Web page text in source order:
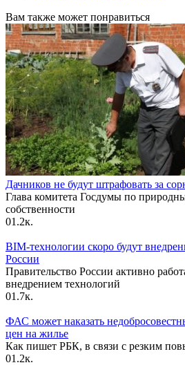
Вам также может понравиться
Дачников не будут штрафовать за
Глава комитета Госдумы по
собственности
01.2к.
BIM-технологии скоро будут
России
Правительство России активно
внедрением технологий
01.7к.
ФАС может наказать
цен на жилье
Как пишет РБК, в связи с резким
01.2к.